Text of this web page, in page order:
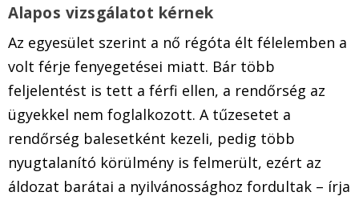
Alapos vizsgálatot kérnek
Az egyesület szerint a nő régóta élt félelemben a
volt férje fenyegetései miatt. Bár több
feljelentést is tett a férfi ellen, a rendőrség az
ügyekkel nem foglalkozott. A tűzesetet a
rendőrség balesetként kezeli, pedig több
nyugtalanító körülmény is felmerült, ezért az
áldozat barátai a nyilvánossághoz fordultak – írja